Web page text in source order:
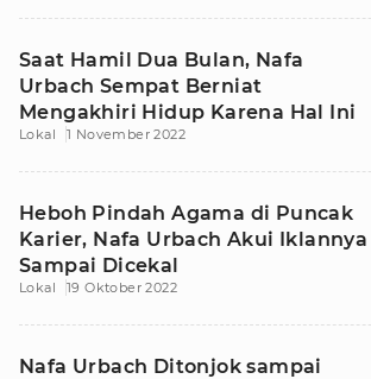
Saat Hamil Dua Bulan, Nafa
Urbach Sempat Berniat
Mengakhiri Hidup Karena Hal Ini
Lokal 1 November 2022
Heboh Pindah Agama di Puncak
Karier, Nafa Urbach Akui Iklannya
Sampai Dicekal
Lokal 19 Oktober 2022
Nafa Urbach Ditonjok sampai